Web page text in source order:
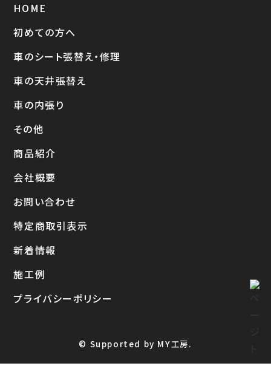
HOME
初めての方へ
車のシート張替え・修理
車の天井張替え
車の内張り
その他
商品紹介
会社概要
お問い合わせ
特定商取引表示
新着情報
施工例
プライバシーポリシー
© Supported by MY工房.